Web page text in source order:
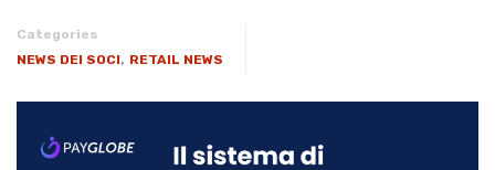
Categories
NEWS DEI SOCI, RETAIL NEWS